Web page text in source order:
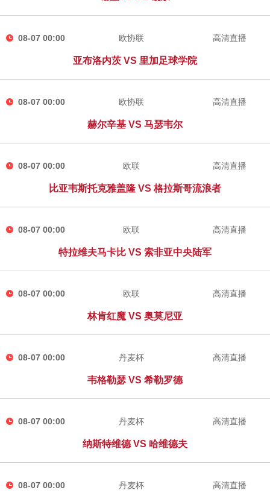
08-07 00:00 欧协联
亚布洛内茨 VS 里加足球学院
高清直播
08-07 00:00 欧协联
赫尔辛基 VS 马瑟韦尔
高清直播
08-07 00:00 欧联
比亚韦斯托克雅盖隆 VS 格拉斯哥流浪者
高清直播
08-07 00:00 欧联
特拉维夫马卡比 VS 索非亚中央陆军
高清直播
08-07 00:00 欧联
林肯红魔 VS 奥莫尼亚
高清直播
08-07 00:00 丹麦杯
韦格勒瑟 VS 希勒罗德
高清直播
08-07 00:00 丹麦杯
纳斯特维德 VS 哈维德夫
高清直播
08-07 00:00 丹麦杯 高清直播